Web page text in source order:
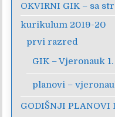
OKVIRNI GIK – sa
kurikulum 2019-20
prvi razred
GIK – Vjeronauk
planovi –
GODIŠNJI PLANOVI